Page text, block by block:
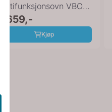
multifunksjonsovn VBO
1345 N
4.659,-
Kjøp